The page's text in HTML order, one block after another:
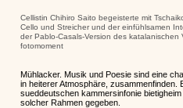
Cellistin Chihiro Saito begeisterte mit
Cello und Streicher und der einfühlsamen
der Pablo-Casals-Version des katalanischen
fotomoment
Mühlacker. Musik und Poesie sind eine
in heiterer Atmosphäre, zusammenfinden.
sueddeutschen kammersinfonie
solcher Rahmen gegeben.